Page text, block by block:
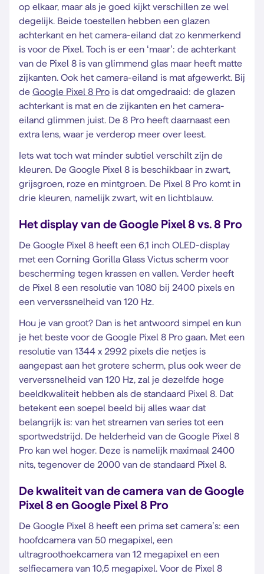
op elkaar, maar als je goed kijkt verschillen ze wel
degelijk. Beide toestellen hebben een glazen
achterkant en het camera-eiland dat zo kenmerkend
is voor de Pixel. Toch is er een ‘maar’: de achterkant
van de Pixel 8 is van glimmend glas maar heeft matte
zijkanten. Ook het camera-eiland is mat afgewerkt. Bij
de Google Pixel 8 Pro is dat omgedraaid: de glazen
achterkant is mat en de zijkanten en het camera-
eiland glimmen juist. De 8 Pro heeft daarnaast een
extra lens, waar je verderop meer over leest.
Iets wat toch wat minder subtiel verschilt zijn de
kleuren. De Google Pixel 8 is beschikbaar in zwart,
grijsgroen, roze en mintgroen. De Pixel 8 Pro komt in
drie kleuren, namelijk zwart, wit en lichtblauw.
Het display van de Google Pixel 8 vs. 8 Pro
De Google Pixel 8 heeft een 6,1 inch OLED-display
met een Corning Gorilla Glass Victus scherm voor
bescherming tegen krassen en vallen. Verder heeft
de Pixel 8 een resolutie van 1080 bij 2400 pixels en
een ververssnelheid van 120 Hz.
Hou je van groot? Dan is het antwoord simpel en kun
je het beste voor de Google Pixel 8 Pro gaan. Met een
resolutie van 1344 x 2992 pixels die netjes is
aangepast aan het grotere scherm, plus ook weer de
ververssnelheid van 120 Hz, zal je dezelfde hoge
beeldkwaliteit hebben als de standaard Pixel 8. Dat
betekent een soepel beeld bij alles waar dat
belangrijk is: van het streamen van series tot een
sportwedstrijd. De helderheid van de Google Pixel 8
Pro kan wel hoger. Deze is namelijk maximaal 2400
nits, tegenover de 2000 van de standaard Pixel 8.
De kwaliteit van de camera van de Google
Pixel 8 en Google Pixel 8 Pro
De Google Pixel 8 heeft een prima set camera’s: een
hoofdcamera van 50 megapixel, een
ultragroothoekcamera van 12 megapixel en een
selfiecamera van 10,5 megapixel. Voor de Pixel 8